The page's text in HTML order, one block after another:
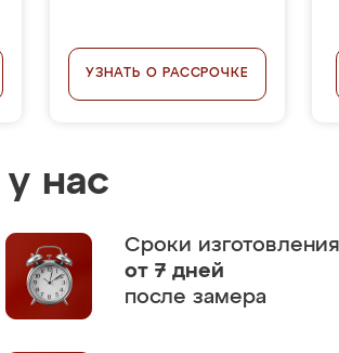
УЗНАТЬ О РАССРОЧКЕ
нас
Сроки изготовления
от 7 дней
после замера